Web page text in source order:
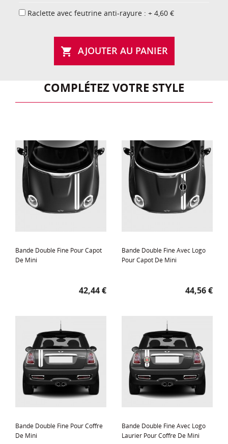
Raclette avec feutrine anti-rayure : + 4,60 €
 AJOUTER AU PANIER
COMPLÉTEZ VOTRE STYLE
Bande Double Fine Pour Capot
De Mini
Prix
42,44 €
Bande Double Fine Avec Logo
Pour Capot De Mini
Prix
44,56 €
Bande Double Fine Pour Coffre
De Mini
Bande Double Fine Avec Logo
Laurier Pour Coffre De Mini